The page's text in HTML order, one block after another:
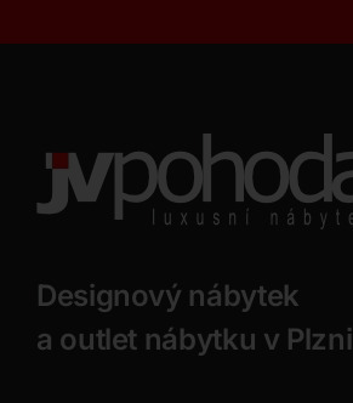
Designový nábytek
a outlet nábytku v Plzni